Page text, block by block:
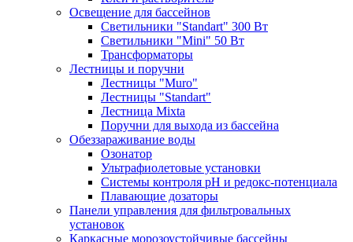
Освещение для бассейнов
Светильники "Standart" 300 Вт
Светильники "Mini" 50 Вт
Трансформаторы
Лестницы и поручни
Лестницы "Muro"
Лестницы "Standart"
Лестница Mixta
Поручни для выхода из бассейна
Обеззараживание воды
Озонатор
Ультрафиолетовые установки
Системы контроля рН и редокс-потенциала
Плавающие дозаторы
Панели управления для фильтровальных
установок
Каркасные морозоустойчивые бассейны